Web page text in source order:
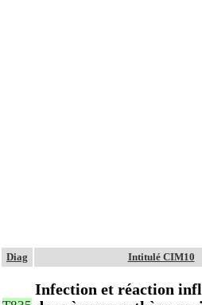
Diag Intitulé CIM10
Infection et réaction